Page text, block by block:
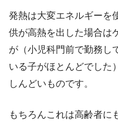
発熱は大変エネルギーを
供が高熱を出した場合は
が（小児科門前で勤務し
いる子がほとんどでした
しんどいものです。
もちろんこれは高齢者に